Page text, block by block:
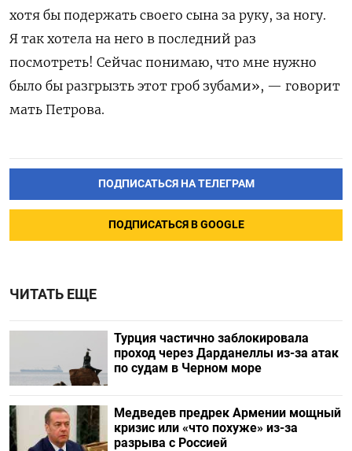
хотя бы подержать своего сына за руку, за ногу.
Я так хотела на него в последний раз
посмотреть! Сейчас понимаю, что мне нужно
было бы разгрызть этот гроб зубами», — говорит
мать Петрова.
ПОДПИСАТЬСЯ НА ТЕЛЕГРАМ
ПОДПИСАТЬСЯ В GOOGLE
ЧИТАТЬ ЕЩЕ
Турция частично заблокировала
проход через Дарданеллы из-за атак
по судам в Черном море
Медведев предрек Армении мощный
кризис или «что похуже» из-за
разрыва с Россией